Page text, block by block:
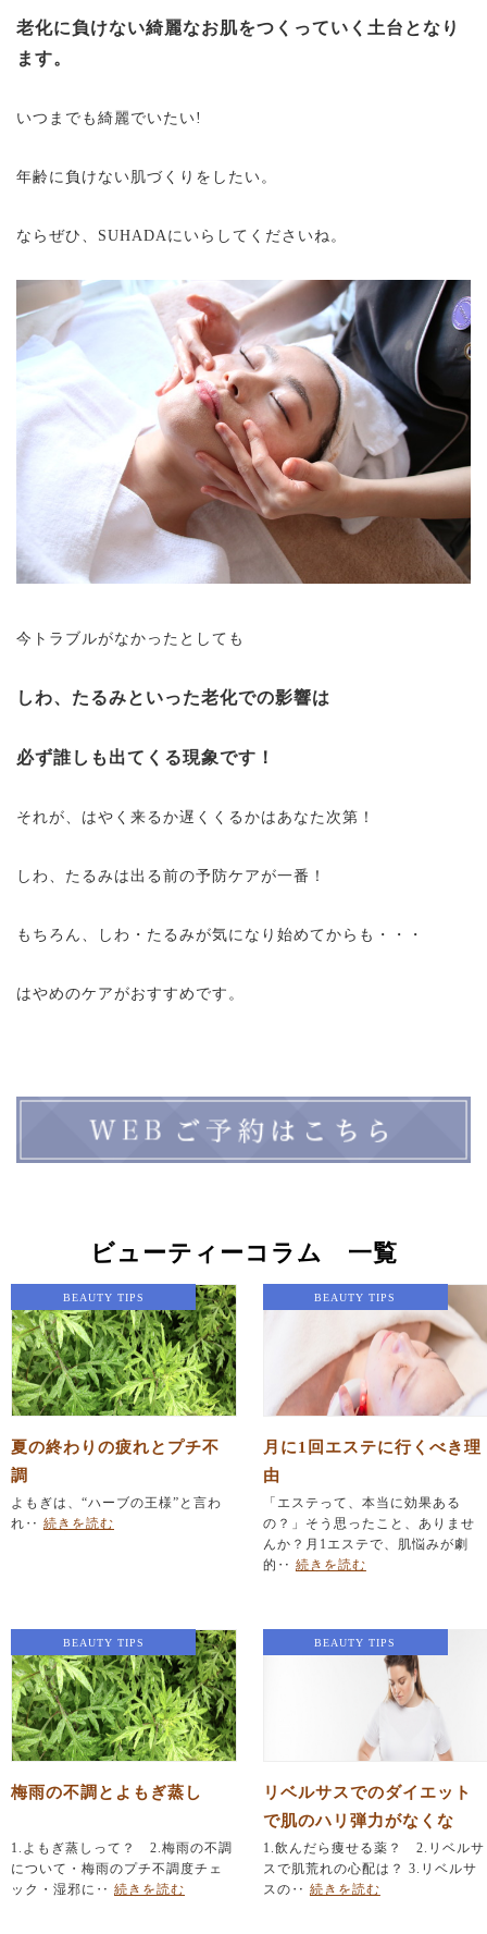
老化に負けない綺麗なお肌をつくっていく土台となり
ます。
いつまでも綺麗でいたい!
年齢に負けない肌づくりをしたい。
ならぜひ、SUHADAにいらしてくださいね。
今トラブルがなかったとしても
しわ、たるみといった老化での影響は
必ず誰しも出てくる現象です！
それが、はやく来るか遅くくるかはあなた次第！
しわ、たるみは出る前の予防ケアが一番！
もちろん、しわ・たるみが気になり始めてからも・・・
はやめのケアがおすすめです。
ビューティーコラム 一覧
BEAUTY TIPS
夏の終わりの疲れとプチ不
調
よもぎは、“ハーブの王様”と言わ
れ‥ 続きを読む
BEAUTY TIPS
月に1回エステに行くべき理
由
「エステって、本当に効果ある
の？」そう思ったこと、ありませ
んか？月1エステで、肌悩みが劇
的‥ 続きを読む
BEAUTY TIPS
梅雨の不調とよもぎ蒸し
1.よもぎ蒸しって？ 2.梅雨の不調
について・梅雨のプチ不調度チェ
ック・湿邪に‥ 続きを読む
BEAUTY TIPS
リベルサスでのダイエット
で肌のハリ弾力がなくな
る！？
1.飲んだら痩せる薬？ 2.リベルサ
スで肌荒れの心配は？ 3.リベルサ
スの‥ 続きを読む